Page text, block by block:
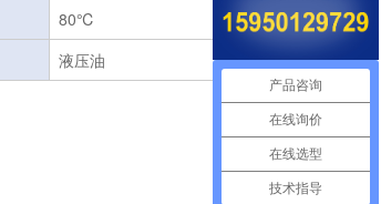
80℃
液压油
产品咨询
在线询价
在线选型
技术指导